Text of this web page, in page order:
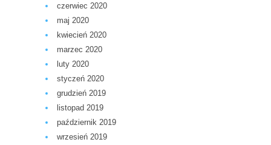
czerwiec 2020
maj 2020
kwiecień 2020
marzec 2020
luty 2020
styczeń 2020
grudzień 2019
listopad 2019
październik 2019
wrzesień 2019